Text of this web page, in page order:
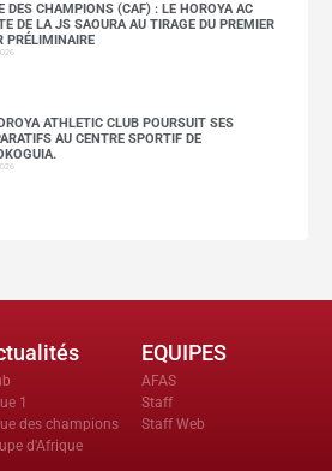
DES CHAMPIONS (CAF) : LE HOROYA AC
DE LA JS SAOURA AU TIRAGE DU PREMIER
PRÉLIMINAIRE
ATHLETIC CLUB POURSUIT SES
AU CENTRE SPORTIF DE
1
des champions
d'Afrique
EQUIPES
AFAS
Staff
Staff Web